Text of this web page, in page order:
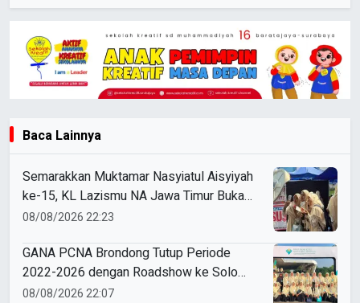
Baca Lainnya
Semarakkan Muktamar Nasyiatul Aisyiyah
ke-15, KL Lazismu NA Jawa Timur Buka
Layanan ZISKA hingga Spot Foto Cermin
08/08/2026 22:23
GANA PCNA Brondong Tutup Periode
2022-2026 dengan Roadshow ke Solo
dan Jogja
08/08/2026 22:07